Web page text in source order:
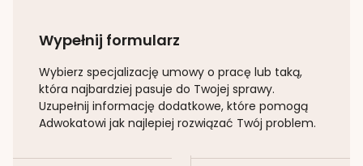
Wypełnij formularz
Wybierz specjalizację umowy o pracę lub taką,
która najbardziej pasuje do Twojej sprawy.
Uzupełnij informację dodatkowe, które pomogą
Adwokatowi jak najlepiej rozwiązać Twój problem.